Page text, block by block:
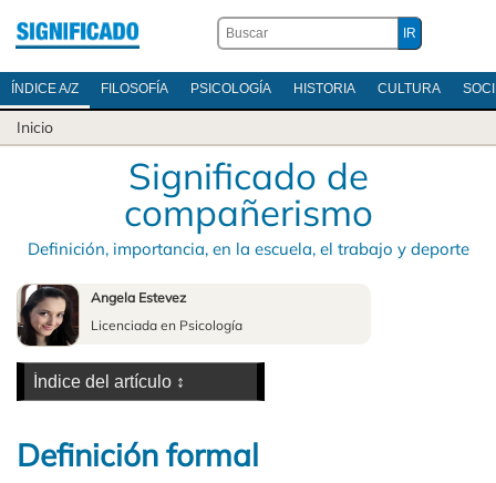
ÍNDICE A/Z FILOSOFÍA PSICOLOGÍA HISTORIA CULTURA
Inicio
Significado de
compañerismo
Definición, importancia, en la escuela, el trabajo y deporte
Angela Estevez
Licenciada en Psicología
Definición formal